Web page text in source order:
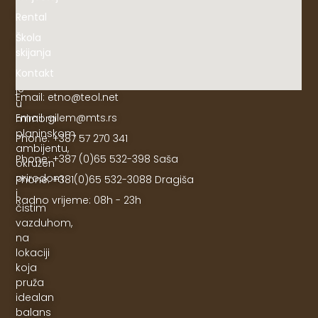
Objekat
na
Jahorini
smješten
je
u
mirnom
planinskom
ambijentu,
okružen
prirodom
i
čistim
vazduhom,
na
lokaciji
koja
pruža
idealan
balans
Rental
Škola
skijanja
Kontakt
Email: etno@teol.net
Email: gilem@mts.rs
Phone: +387 57 270 341
Phone: +387 (0)65 532-398 Saša
Phone: +381(0)65 532-3088 Dragiša
Radno vrijeme: 08h - 23h